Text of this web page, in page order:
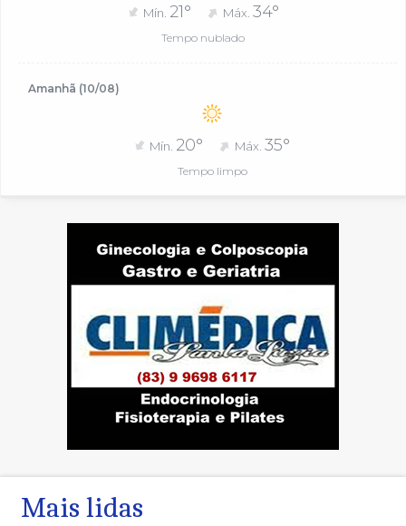
Mín. 21° Máx. 34°
Tempo nublado
Amanhã (10/08)
Mín. 20° Máx.35°
Tempo limpo
Mais lidas